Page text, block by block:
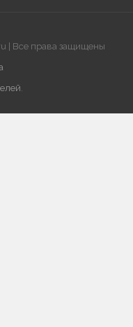
| Все права защищены